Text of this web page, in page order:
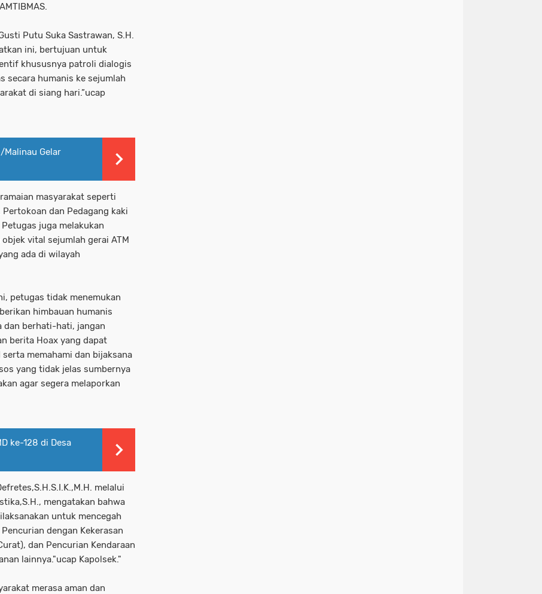
Putu Suka Sastrawan, S.H.
ini, bertujuan untuk
khususnya patroli dialogis
secara humanis ke sejumlah
di siang hari.”ucap
Malinau Gelar
masyarakat seperti
dan Pedagang kaki
juga melakukan
vital sejumlah gerai ATM
ada di wilayah
petugas tidak menemukan
himbauan humanis
dan berhati-hati, jangan
berita Hoax yang dapat
memahami dan bijaksana
yang tidak jelas sumbernya
agar segera melaporkan
ke-128 di Desa
melalui
mengatakan bahwa
untuk mencegah
dengan Kekerasan
dan Pencurian Kendaraan
lainnya."ucap Kapolsek."
merasa aman dan